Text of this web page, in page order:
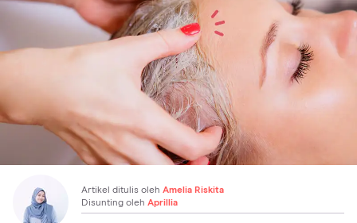
Artikel ditulis oleh Amelia Riskita
Disunting oleh Aprillia